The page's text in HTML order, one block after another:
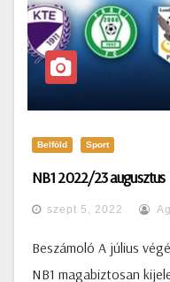
Belföld Sport
NB1 2022/23 augusztus
szept 5, 2022
Beszámoló A július
NB1 magabiztosan